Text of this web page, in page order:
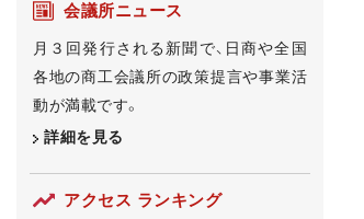
会議所ニュース
月３回発行される新聞で、日商や全国
各地の商工会議所の政策提言や事業活
動が満載です。
詳細を見る
アクセス ランキング